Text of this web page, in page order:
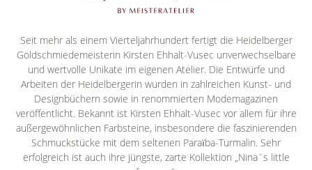
Seit mehr als einem Vierteljahrhundert fertigt die Heidelberger
Goldschmiedemeisterin Kirsten Ehhalt-Vusec unverwechselbare
und wertvolle Unikate im eigenen Atelier. Die Entwürfe und
Arbeiten der Heidelbergerin wurden in zahlreichen Kunst- und
Designbüchern sowie in renommierten Modemagazinen
veröffentlicht. Bekannt ist Kirsten Ehhalt-Vusec vor allem für ihre
außergewöhnlichen Farbsteine, insbesondere die faszinierenden
Schmuckstücke mit dem seltenen Paraїba-Turmalin. Sehr
erfolgreich ist auch ihre jüngste, zarte Kollektion „Nina´s little